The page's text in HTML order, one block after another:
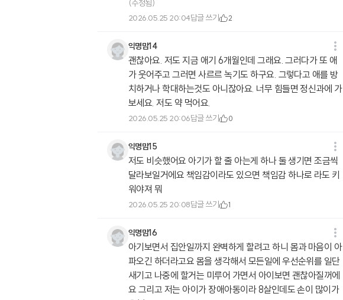
(수정됨)
2026.05.25 20:04답글 쓰기 2
익명맘14
괜찮아요. 저도 지금 애기 6개월인데 그래요. 그러다가 또 애
가 웃어주고 그러면 사르르 녹기도 하구요. 그렇다고 애를 방
치하거나 학대하는것도 아니잖아요. 너무 힘들면 정신과에 가
보세요. 저도 약 먹어요.
2026.05.25 20:06답글 쓰기 0
익명맘15
저도 비슷했어요 아기가 할 줄 아는게 하나 둘 생기면 조금씩
달라보일거에요 책임감이라도 있으면 책임감 하나로 라도 키
워야져 뭐
2026.05.25 20:08답글 쓰기 1
익명맘16
아기보면서 집안일까지 완벽하게 할려고 하니 몸과 마음이 아
파오긴 하더라고요 몸을 생각해서 모든일에 우선순위를 일단
새기고 나중에 할거는 미루어 가면서 아이보면 괜찮아질꺼에
요 그리고 저는 아이가 장애아동이라 8살인데도 손이 많이가